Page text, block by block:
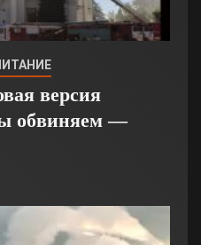
версия
обвиняем —